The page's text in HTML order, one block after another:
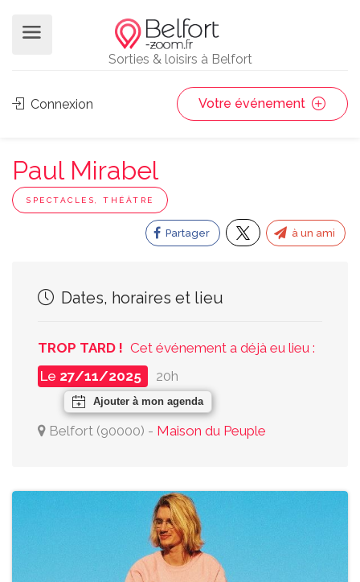
Sorties & loisirs à Belfort
Connexion Votre événement
Paul Mirabel
SPECTACLES, THÉÂTRE
Partager à un ami
Dates, horaires et lieu
TROP TARD ! Cet événement a déjà eu lieu :
Le 27/11/2025 20h
Ajouter à mon agenda
Belfort (90000) - Maison du Peuple